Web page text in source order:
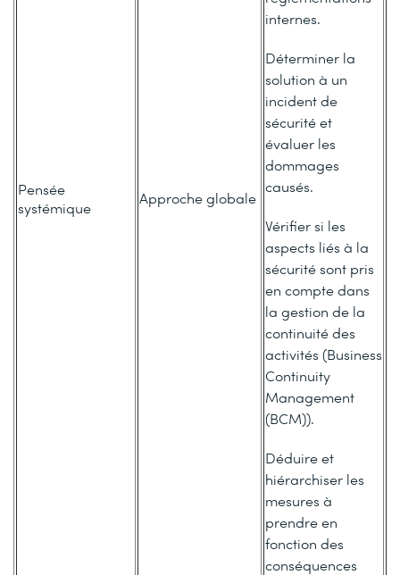
Pensée
systémique
Approche globale
internes.
Déterminer la
solution à un
incident de
sécurité et
évaluer les
dommages
causés.
Vérifier si les
aspects liés à la
sécurité sont pris
en compte dans
la gestion de la
continuité des
activités (Business
Continuity
Management
(BCM)).
Déduire et
hiérarchiser les
mesures à
prendre en
fonction des
conséquences